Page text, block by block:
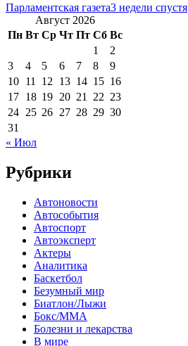
Парламентская газета3 недели спустя
Август 2026
Пн Вт Ср Чт Пт Сб Вс
1
2
3
4 5 6 7 8
9
10 11 12 13 14 15 16
17 18 19 20 21 22 23
24 25 26 27 28 29 30
31
« Июл
Рубрики
Автоновости
Автособытия
Автоспорт
Автоэксперт
Актеры
Аналитика
Баскетбол
Безумный мир
Биатлон/Лыжи
Бокс/MMA
Болезни и лекарства
В мире